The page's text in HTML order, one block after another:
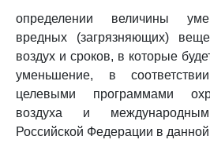
определении величины
вредных (загрязняющих)
воздух и сроков, в которые
уменьшение, в
целевыми программами
воздуха и
Российской Федерации в данной